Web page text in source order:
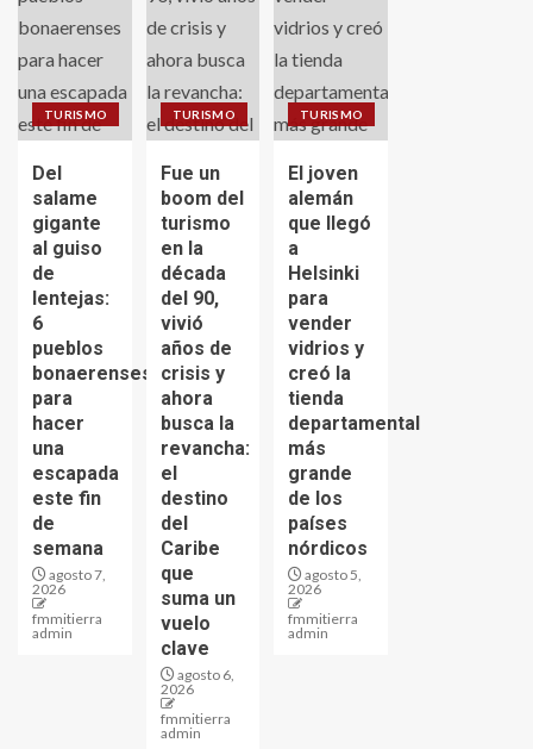
TURISMO
Del
salame
gigante
al guiso
de
lentejas:
6
pueblos
bonaerenses
para
hacer
una
escapada
este fin
de
semana
agosto 7,
2026
fmmitierra
admin
TURISMO
Fue un
boom del
turismo
en la
década
del 90,
vivió
años de
crisis y
ahora
busca la
revancha:
el
destino
del
Caribe
que
suma un
vuelo
clave
agosto 6,
2026
fmmitierra
admin
TURISMO
El joven
alemán
que llegó
a
Helsinki
para
vender
vidrios y
creó la
tienda
departamental
más
grande
de los
países
nórdicos
agosto 5,
2026
fmmitierra
admin